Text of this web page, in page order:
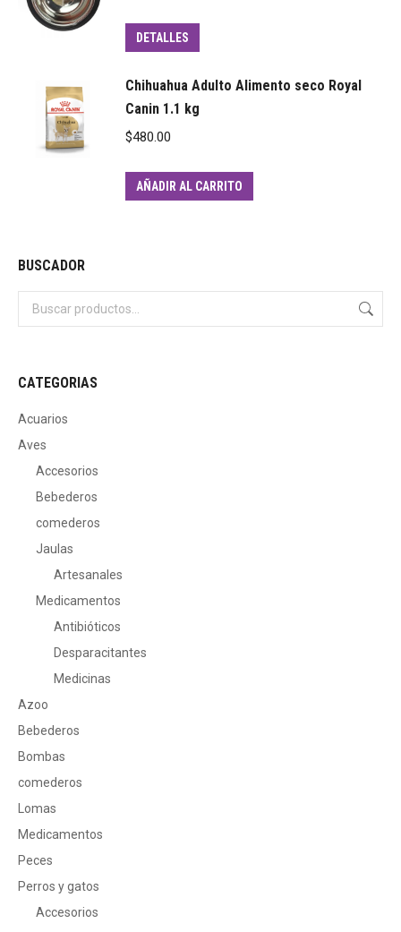
DETALLES
Chihuahua Adulto Alimento seco Royal
Canin 1.1 kg
$480.00
AÑADIR AL CARRITO
BUSCADOR
CATEGORIAS
Acuarios
Aves
Accesorios
Bebederos
comederos
Jaulas
Artesanales
Medicamentos
Antibióticos
Desparacitantes
Medicinas
Azoo
Bebederos
Bombas
comederos
Lomas
Medicamentos
Peces
Perros y gatos
Accesorios